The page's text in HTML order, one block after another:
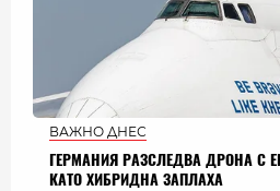
ВАЖНО ДНЕС
ГЕРМАНИЯ РАЗСЛЕДВА ДРОНА С
КАТО ХИБРИДНА ЗАПЛАХА